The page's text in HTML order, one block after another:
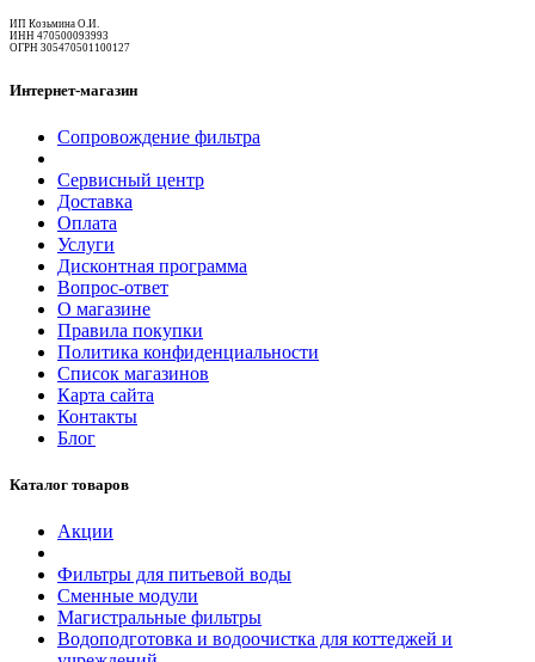
ИП Козьмина О.И.
ИНН 470500093993
ОГРН 305470501100127
Интернет-магазин
Сопровождение фильтра
Сервисный центр
Доставка
Оплата
Услуги
Дисконтная программа
Вопрос-ответ
О магазине
Правила покупки
Политика конфиденциальности
Список магазинов
Карта сайта
Контакты
Блог
Каталог товаров
Акции
Фильтры для питьевой воды
Сменные модули
Магистральные фильтры
Водоподготовка и водоочистка для коттеджей и